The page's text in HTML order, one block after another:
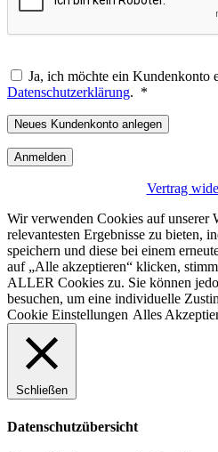
Ja, ich möchte ein Kundenkonto
Datenschutzerklärung. *
Neues Kundenkonto anlegen
Anmelden
Vertrag
Wir verwenden Cookies auf unserer
relevantesten Ergebnisse zu bieten,
speichern und diese bei einem
auf „Alle akzeptieren“ klicken,
ALLER Cookies zu. Sie können
besuchen, um eine individuelle
Cookie Einstellungen Alles
Schließen
Datenschutzübersicht